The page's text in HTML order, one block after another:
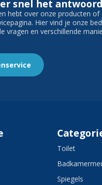
snel het
hebt over onze producten
Hier vind je onze
vragen en verschillende
Toilet
Spiegels